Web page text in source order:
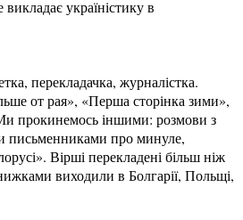
україністику в
перекладачка, журналістка.
от рая», «Перша сторінка зими»,
прокинемось іншими: розмови з
письменниками про минуле,
Вірші перекладені більш ніж
виходили в Болгарії, Польщі,